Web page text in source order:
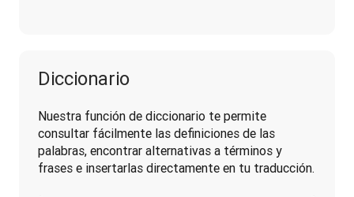
Diccionario
Nuestra función de diccionario te permite
consultar fácilmente las definiciones de las
palabras, encontrar alternativas a términos y
frases e insertarlas directamente en tu traducción.